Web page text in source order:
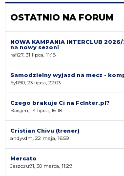
OSTATNIO NA FORUM
NOWA KAMPANIA INTERCLUB
na nowy sezon!
rafi27, 31 lipca, 11:18
Samodzielny wyjazd na mecz -
SyR90, 23 lipca, 22:03
Czego brakuje Ci na FcInter.pl?
Borgen, 14 lipca, 16:18
Cristian Chivu (trener)
andyvdm, 22 maja, 16:59
Mercato
Jaszczu91, 30 marca, 11:29